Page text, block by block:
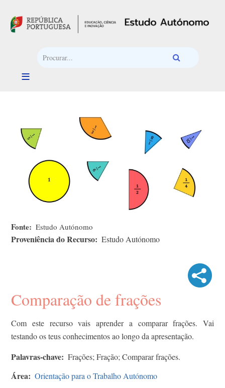
Fonte Estudo Autónomo
Proveniência do Recurso Estudo Autónomo
Comparação de frações
Com este recurso vais aprender a comparar frações. Vai
testando os teus conhecimentos ao longo da apresentação.
Palavras-chave Frações; Fração; Comparar frações.
Área Orientação para o Trabalho Autónomo